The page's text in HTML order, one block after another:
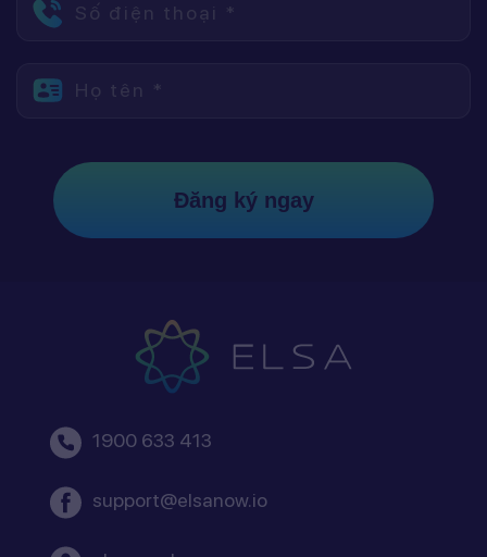
Số điện thoại *
Họ tên *
Đăng ký ngay
1900 633 413
support@elsanow.io